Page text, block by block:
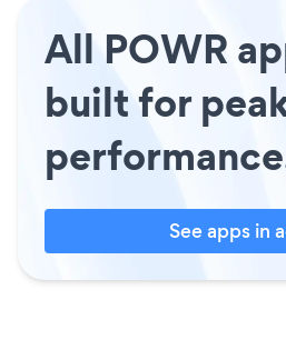
All POWR
built for
See apps in